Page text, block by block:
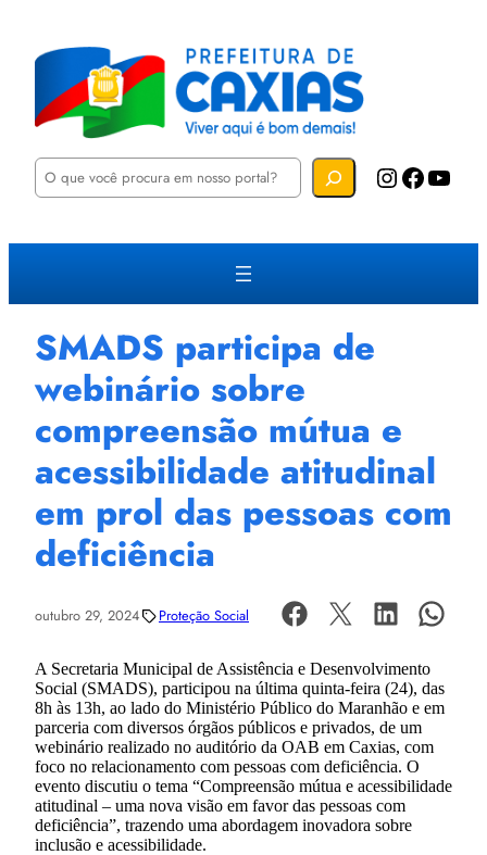
P
u
a
Instagram Facebook YouTube
SMADS participa de
webinário sobre
compreensão mútua e
acessibilidade atitudinal
em prol das pessoas com
deficiência
outubro 29, 2024 Proteção Social
A Secretaria Municipal de Assistência e Desenvolvimento
Social (SMADS), participou na última quinta-feira (24), das
8h às 13h, ao lado do Ministério Público do Maranhão e em
parceria com diversos órgãos públicos e privados, de um
webinário realizado no auditório da OAB em Caxias, com
foco no relacionamento com pessoas com deficiência. O
evento discutiu o tema “Compreensão mútua e acessibilidade
atitudinal – uma nova visão em favor das pessoas com
deficiência”, trazendo uma abordagem inovadora sobre
inclusão e acessibilidade.